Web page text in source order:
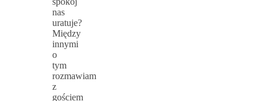
nas
uratuje?
Między
innymi
o
tym
rozmawiam
z
gościem